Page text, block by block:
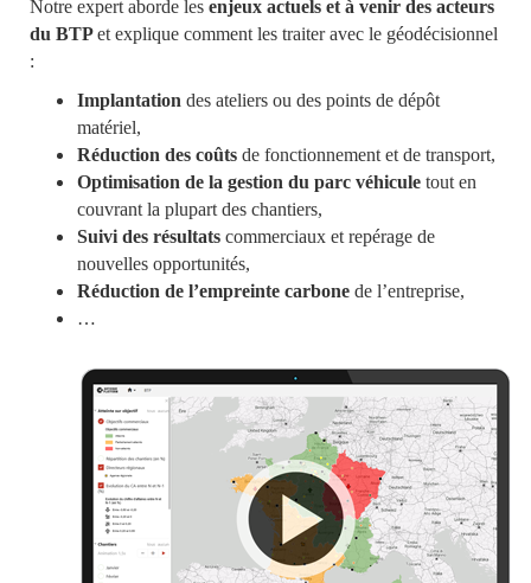
Notre expert aborde les enjeux actuels et à venir des acteurs
du BTPet explique comment les traiter avec le géodécisionnel
:
Implantation des ateliers ou des points de dépôt
matériel,
Réduction des coûts de fonctionnement et de transport,
Optimisation de la gestion du parc véhicule tout en
couvrant la plupart des chantiers,
Suivi des résultats commerciaux et repérage de
nouvelles opportunités,
Réduction de l’empreinte carbone de l’entreprise,
…